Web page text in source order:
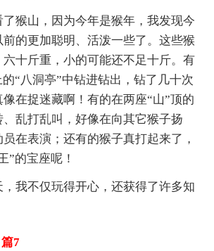
了猴山，因为今年是猴年，我发现今
的更加聪明、活泼一些了。这些猴
十斤重，小的可能还不足十斤。有
“八洞亭”中钻进钻出，钻了几十次
在捉迷藏啊！有的在两座“山”顶的
乱打乱叫，好像在向其它猴子扬
在表演；还有的猴子真打起来了，
”的宝座呢！
，我不仅玩得开心，还获得了许多知
7